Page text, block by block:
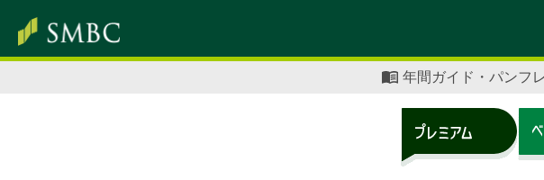
年間ガイド・パンフ